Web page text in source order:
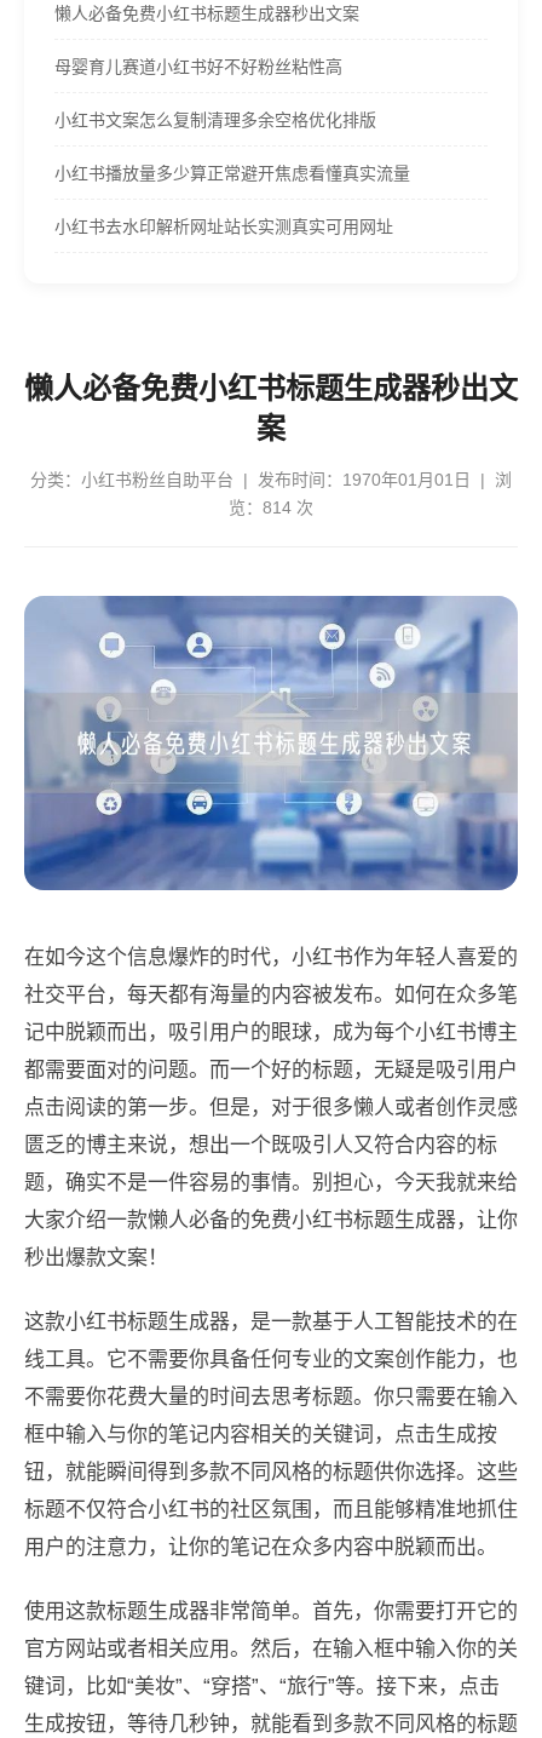
懒人必备免费小红书标题生成器秒出文案
母婴育儿赛道小红书好不好粉丝粘性高
小红书文案怎么复制清理多余空格优化排版
小红书播放量多少算正常避开焦虑看懂真实流量
小红书去水印解析网址站长实测真实可用网址
懒人必备免费小红书标题生成器秒出文
案
分类： 小红书粉丝自助平台 | 发布时间：1970年01月01日 | 浏
览：814 次
在如今这个信息爆炸的时代，小红书作为年轻人喜爱的
社交平台，每天都有海量的内容被发布。如何在众多笔
记中脱颖而出，吸引用户的眼球，成为每个小红书博主
都需要面对的问题。而一个好的标题，无疑是吸引用户
点击阅读的第一步。但是，对于很多懒人或者创作灵感
匮乏的博主来说，想出一个既吸引人又符合内容的标
题，确实不是一件容易的事情。别担心，今天我就来给
大家介绍一款懒人必备的免费小红书标题生成器，让你
秒出爆款文案！
这款小红书标题生成器，是一款基于人工智能技术的在
线工具。它不需要你具备任何专业的文案创作能力，也
不需要你花费大量的时间去思考标题。你只需要在输入
框中输入与你的笔记内容相关的关键词，点击生成按
钮，就能瞬间得到多款不同风格的标题供你选择。这些
标题不仅符合小红书的社区氛围，而且能够精准地抓住
用户的注意力，让你的笔记在众多内容中脱颖而出。
使用这款标题生成器非常简单。首先，你需要打开它的
官方网站或者相关应用。然后，在输入框中输入你的关
键词，比如“美妆”、“穿搭”、“旅行”等。接下来，点击
生成按钮，等待几秒钟，就能看到多款不同风格的标题